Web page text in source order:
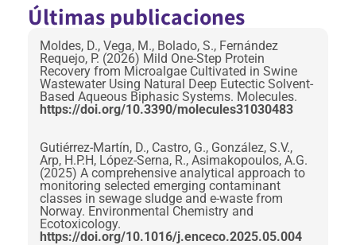
Últimas publicaciones
Moldes, D., Vega, M., Bolado, S., Fernández
Requejo, P. (2026) Mild One-Step Protein
Recovery from Microalgae Cultivated in Swine
Wastewater Using Natural Deep Eutectic Solvent-
Based Aqueous Biphasic Systems. Molecules.
https://doi.org/10.3390/molecules31030483
Gutiérrez-Martín, D., Castro, G., González, S.V.,
Arp, H.P.H, López-Serna, R., Asimakopoulos, A.G.
(2025) A comprehensive analytical approach to
monitoring selected emerging contaminant
classes in sewage sludge and e-waste from
Norway. Environmental Chemistry and
Ecotoxicology.
https://doi.org/10.1016/j.enceco.2025.05.004